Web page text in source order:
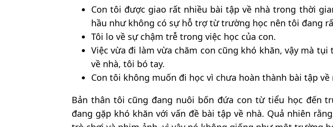
Con tôi được giao rất nhiều bài tập về nhà trong thời
hầu như không có sự hỗ trợ từ trường học nên tôi đang
Tôi lo về sự chậm trễ trong việc học của con.
Việc vừa đi làm vừa chăm con cũng khó khăn, vậy mà
về nhà, tôi bó tay.
Con tôi không muốn đi học vì chưa hoàn thành bài tập về
Bản thân tôi cũng đang nuôi bốn đứa con từ tiểu học đến
đang gặp khó khăn với vấn đề bài tập về nhà. Quả nhiên